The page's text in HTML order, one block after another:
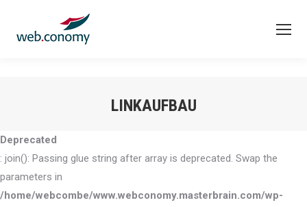
Deprecated
: join(): Passing glue string after array is deprecated. Swap the
parameters in
/home/webcombe/www.webconomy.masterbrain.com/wp-
LINKAUFBAU